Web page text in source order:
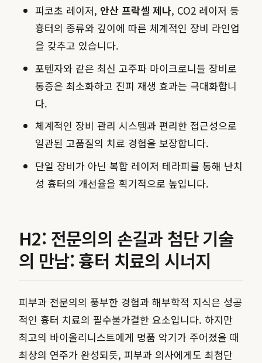
피코초 레이저, 안산 프락셀 제나, CO2 레이저 등
흉터의 종류와 깊이에 따른 체계적인 장비 라인업
을 갖추고 있습니다.
포텐자와 같은 최신 고주파 마이크로니들 장비로
통증은 최소화하고 진피 재생 효과는 극대화합니
다.
체계적인 장비 관리 시스템과 편리한 접근성으로
일관된 고품질의 치료 경험을 보장합니다.
단일 장비가 아닌 복합 레이저 테라피를 통해 난치
성 흉터의 개선율을 획기적으로 높입니다.
H2: 전문의의 손길과 첨단 기술
의 만남: 흉터 치료의 시너지
피부과 전문의의 풍부한 경험과 해부학적 지식은 성공
적인 흉터 치료의 필수불가결한 요소입니다. 하지만
최고의 바이올리니스트에게 명품 악기가 주어졌을 때
최상의 연주가 완성되듯, 피부과 의사에게도 최첨단